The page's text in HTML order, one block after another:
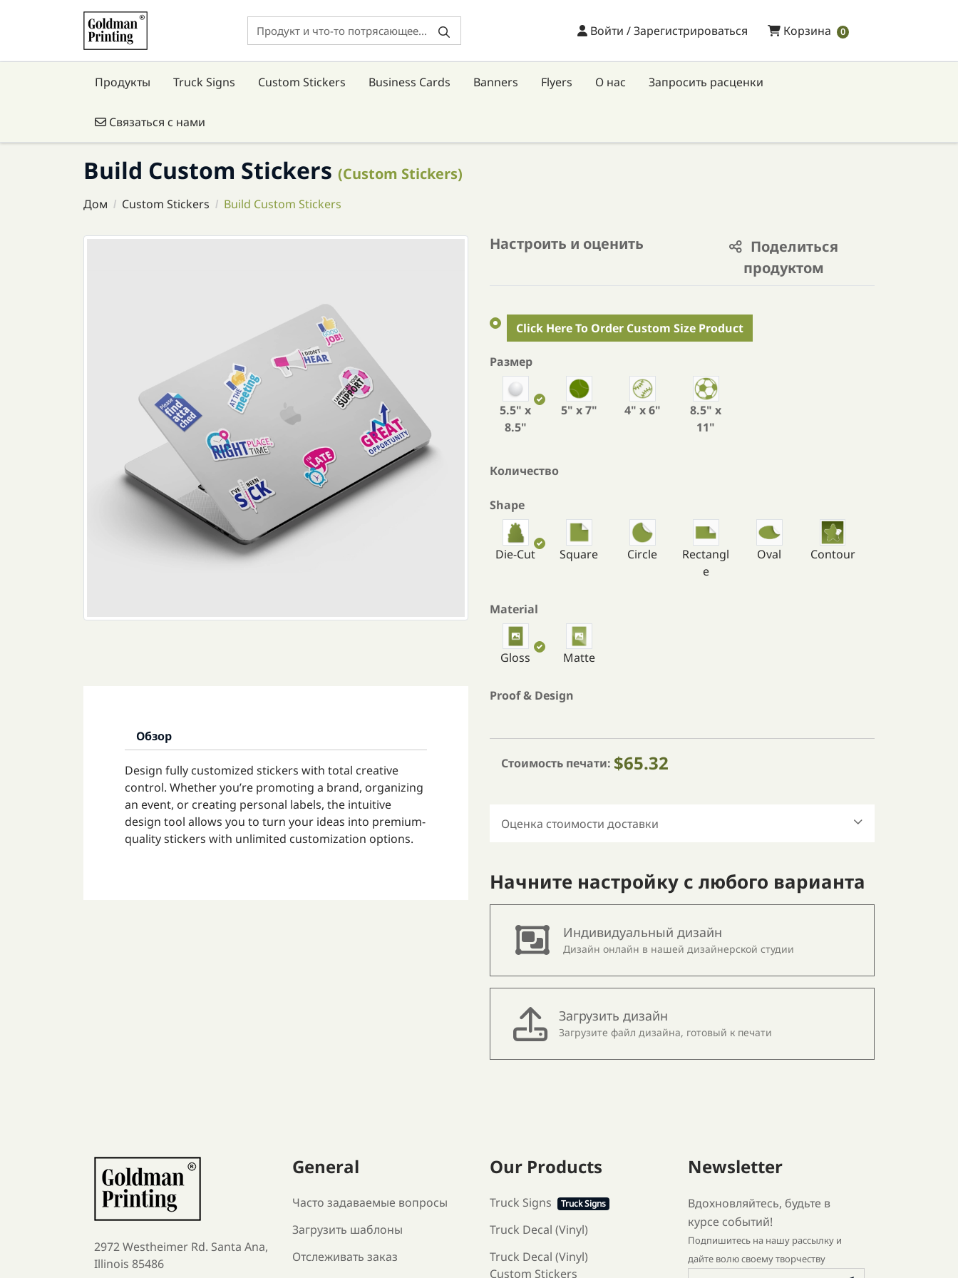
Войти / Зарегистрироваться
Войти / Зарегистрироваться Корзина
Корзина 0
Продукты Truck Signs Custom Stickers Business Cards Banners Flyers О нас Запросить расценки
Связаться с нами
Связаться с нами
Build Custom Stickers (Custom Stickers)
Дом Custom Stickers Build Custom Stickers
Обзор
Design fully customized stickers with total creative
control. Whether you’re promoting a brand, organizing
an event, or creating personal labels, the intuitive
design tool allows you to turn your ideas into premium-
quality stickers with unlimited customization options.
Настроить и оценить
Поделиться
продуктом
Click Here To Order Custom Size Product
Размер
5.5" x
8.5"
5" x 7" 4" x 6"
8.5" x
11"
Количество
Shape
Die-Cut Square Circle
Rectangl
e
Oval Contour
Material
Gloss Matte
Proof & Design
Стоимость печати: $65.32
Оценка стоимости доставки
Начните настройку с любого варианта
Индивидуальный дизайн
Дизайн онлайн в нашей дизайнерской студии
Загрузить дизайн
Загрузите файл дизайна, готовый к печати
2972 Westheimer Rd. Santa Ana,
Illinois 85486
General
Часто задаваемые вопросы
Загрузить шаблоны
Отслеживать заказ
Our Products
Truck Signs Truck Signs
Truck Decal (Vinyl)
Truck Decal (Vinyl)
Custom Stickers
Newsletter
Вдохновляйтесь, будьте в
курсе событий!
Подпишитесь на нашу рассылку и
дайте волю своему творчеству